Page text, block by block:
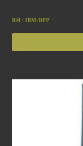
Réf : JBM-DPP